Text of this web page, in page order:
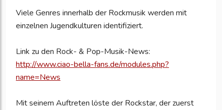
Viele Genres innerhalb der Rockmusik werden mit
einzelnen Jugendkulturen identifiziert.
Link zu den Rock- & Pop-Musik-News:
http://www.ciao-bella-fans.de/modules.php?
name=News
Mit seinem Auftreten löste der Rockstar, der zuerst